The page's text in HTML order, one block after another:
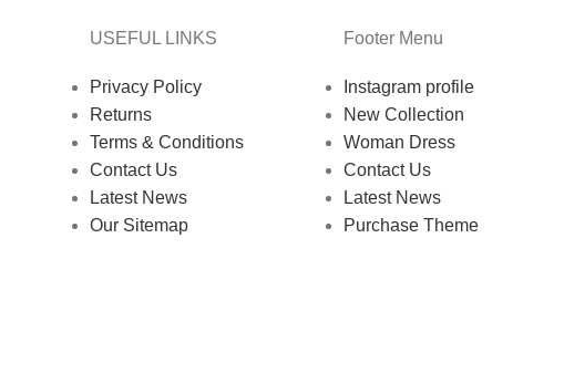
USEFUL LINKS
Privacy Policy
Returns
Terms & Conditions
Contact Us
Latest News
Our Sitemap
Footer Menu
Instagram profile
New Collection
Woman Dress
Contact Us
Latest News
Purchase Theme